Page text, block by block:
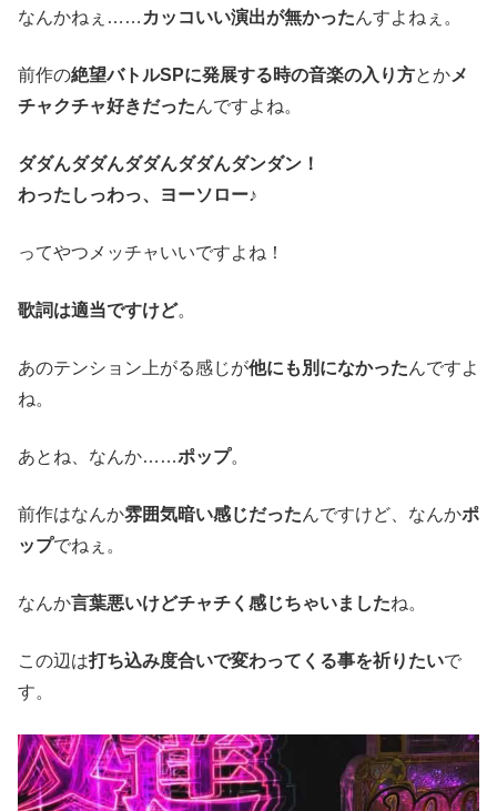
なんかねぇ…… カッコいい演出が無かったんすよねぇ。
前作の絶望バトルSPに発展する時の音楽の入り方とかメ
チャクチャ好きだったんですよね。
ダダんダダんダダんダダんダンダン！
わったしっわっ、ヨーソロー♪
ってやつメッチャいいですよね！
歌詞は適当ですけど。
あのテンション上がる感じが他にも別になかったんですよ
ね。
あとね、なんか……ポップ。
前作はなんか雰囲気暗い感じだったんですけど、なんかポ
ップでねぇ。
なんか言葉悪いけどチャチく感じちゃいましたね。
この辺は打ち込み度合いで変わってくる事を祈りたいで
す。